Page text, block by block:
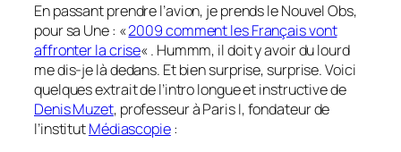
En passant prendre l’avion, je prends le Nouvel Obs,
pour sa Une : «2009 comment les Français vont
affronter la crise« . Hummm, il doit y avoir du lourd
me dis-je là dedans. Et bien surprise, surprise. Voici
quelques extrait de l’intro longue et instructive de
Denis Muzet, professeur à Paris I, fondateur de
l’institutMédiascopie: